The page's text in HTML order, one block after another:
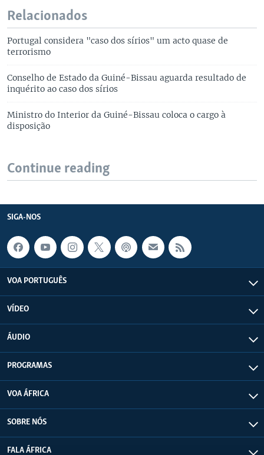
Relacionados
Portugal considera "caso dos sírios" um acto quase de
terrorismo
Conselho de Estado da Guiné-Bissau aguarda resultado de
inquérito ao caso dos sírios
Ministro do Interior da Guiné-Bissau coloca o cargo à
disposição
Continue reading
SIGA-NOS
VOA PORTUGUÊS
VÍDEO
ÁUDIO
PROGRAMAS
VOA ÁFRICA
SOBRE NÓS
FALA ÁFRICA